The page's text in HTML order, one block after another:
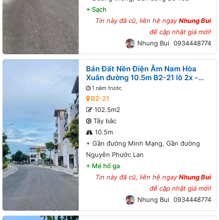
+ Sạch
Tin này đã cũ, liên hệ ngayNhung Bui
để cập nhật giá mới!
Nhung Bui 0934448774
Bán Đất Nền Điện Âm Nam Hòa
Xuân đường 10.5m B2-21 lô 2x -
Gần đường Minh Mạng, Gần đường
Nguyễn Phước Lan
1 năm trước
B2-21
102.5m2
Tây bắc
10.5m
+ Gần đường Minh Mạng, Gần đường
Nguyễn Phước Lan
+ Mé hố ga
Tin này đã cũ, liên hệ ngayNhung Bui
để cập nhật giá mới!
Nhung Bui 0934448774